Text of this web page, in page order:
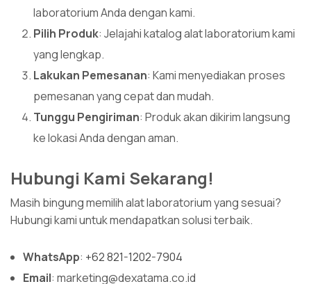
laboratorium Anda dengan kami.
Pilih Produk: Jelajahi katalog alat laboratorium kami
yang lengkap.
Lakukan Pemesanan: Kami menyediakan proses
pemesanan yang cepat dan mudah.
Tunggu Pengiriman: Produk akan dikirim langsung
ke lokasi Anda dengan aman.
Hubungi Kami Sekarang!
Masih bingung memilih alat laboratorium yang sesuai?
Hubungi kami untuk mendapatkan solusi terbaik.
WhatsApp: +62 821-1202-7904
Email: marketing@dexatama.co.id